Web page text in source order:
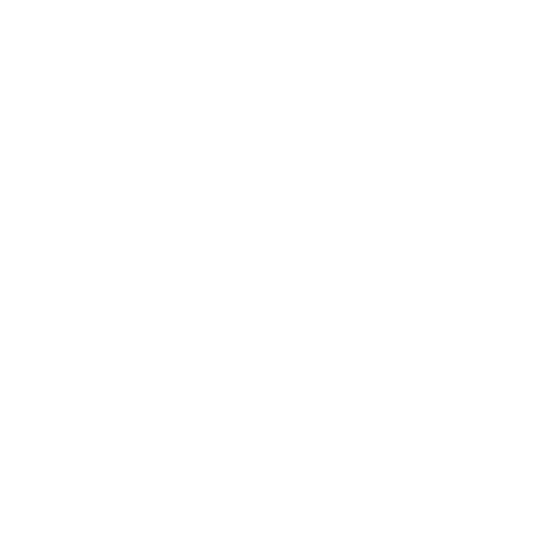
Link, öffnet neues Fenster)
(externer Link, öffnet neues Fenster)